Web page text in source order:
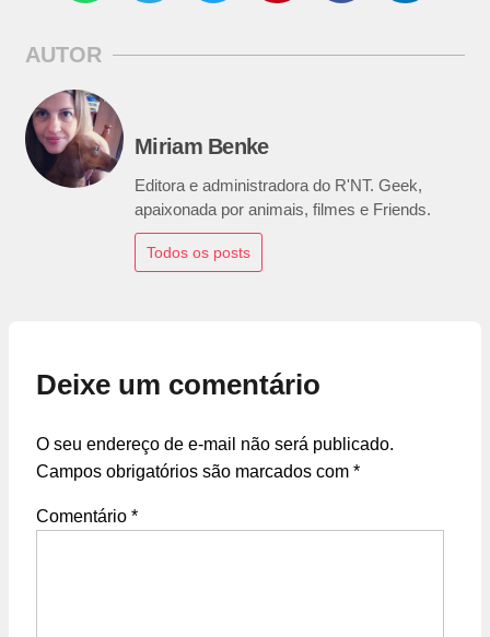
AUTOR
Miriam Benke
Editora e administradora do R'NT. Geek,
apaixonada por animais, filmes e Friends.
Todos os posts
Deixe um comentário
O seu endereço de e-mail não será publicado.
Campos obrigatórios são marcados com *
Comentário *